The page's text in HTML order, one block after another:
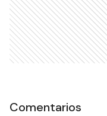
Comentarios